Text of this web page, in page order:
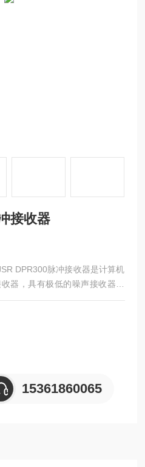
接收器
DPR300脉冲接收器是计算机
器，具有极低的噪声接收器。
通和低通滤波器截止频率选择、
生器阻抗、阻尼电平、脉冲回波
15361860065